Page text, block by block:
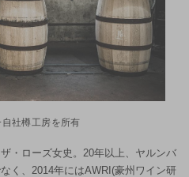
社樽工房を所有
・ローズ女史。20年以上、ヤルンバ
く、2014年にはAWRI(豪州ワイン研